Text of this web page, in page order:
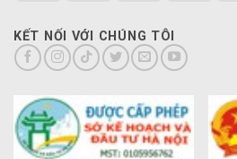
KẾT NỐI VỚI CHÚNG TÔI